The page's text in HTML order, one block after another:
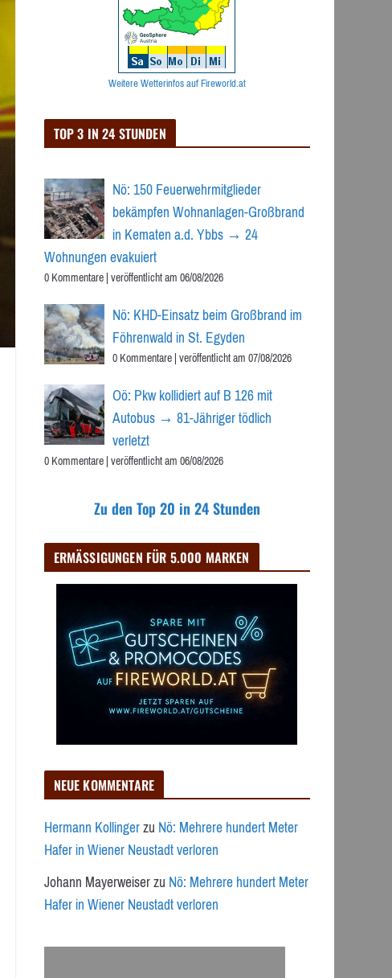
Weitere Wetterinfos auf Fireworld.at
TOP 3 IN 24 STUNDEN
Nö: 150 Feuerwehrmitglieder
bekämpfen Wohnanlagen-Großbrand
in Kematen a.d. Ybbs → 24
Wohnungen evakuiert
0 Kommentare|veröffentlicht am 06/08/2026
Nö: KHD-Einsatz beim Großbrand im
Föhrenwald in St. Egyden
0 Kommentare|veröffentlicht am 07/08/2026
Oö: Pkw kollidiert auf B 126 mit
Autobus → 81-Jähriger tödlich
verletzt
0 Kommentare|veröffentlicht am 06/08/2026
Zu den Top 20 in 24 Stunden
ERMÄSSIGUNGEN FÜR 5.000 MARKEN
NEUE KOMMENTARE
Hermann KollingerzuNö: Mehrere hundert Meter
Hafer in Wiener Neustadt verloren
Johann MayerweiserzuNö: Mehrere hundert Meter
Hafer in Wiener Neustadt verloren